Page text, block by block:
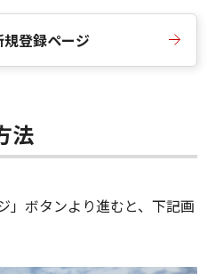
登録ページ
法
」ボタンより進むと、下記画